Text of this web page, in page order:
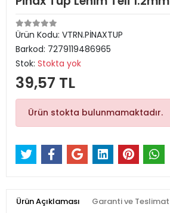
Ürün Kodu: VTRN.PİNAXTUP
Barkod: 7279119486965
Stok: Stokta yok
39,57 TL
Ürün stokta bulunmamaktadır.
Ürün Açıklaması Garanti ve Teslimat